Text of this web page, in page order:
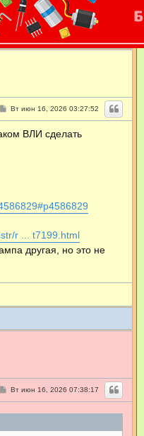
С
б
Вт июн 16, 2026 03:27:52
ВЛИ сделать
r ... t7199.html
другая, но это не
С
б
е
Вт июн 16, 2026 07:38:17